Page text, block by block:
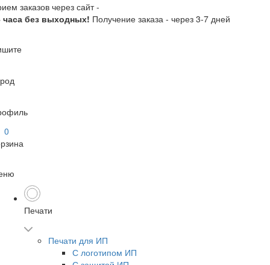
заказов через сайт -
часа без выходных! Получение заказа - через 3-7 дней
0
Печати
Печати для ИП
С логотипом ИП